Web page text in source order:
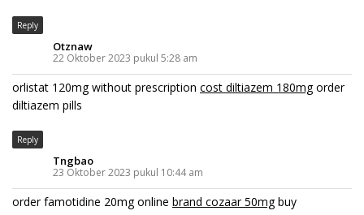
Reply
Otznaw
22 Oktober 2023 pukul 5:28 am
orlistat 120mg without prescription cost diltiazem 180mgorder
diltiazem pills
Reply
Tngbao
23 Oktober 2023 pukul 10:44 am
order famotidine 20mg online brand cozaar 50mgbuy